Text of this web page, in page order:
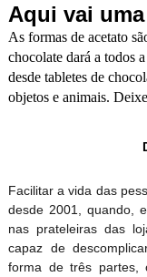
Aqui vai
As formas de acetato
chocolate dará a todos
desde tabletes de
objetos e animais.
Facilitar a vida das
desde 2001, quando,
nas prateleiras das
capaz de
forma de três partes,